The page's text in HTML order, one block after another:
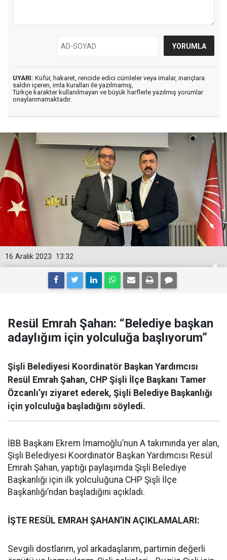
UYARI: Küfür, hakaret, rencide edici cümleler veya imalar, inançlara
saldırı içeren, imla kuralları ile yazılmamış,
Türkçe karakter kullanılmayan ve büyük harflerle yazılmış yorumlar
onaylanmamaktadır.
13:32
16 Aralık 2023
Resül Emrah Şahan: “Belediye başkan
adaylığım için yolculuğa başlıyorum”
Şişli Belediyesi Koordinatör Başkan Yardımcısı
Resül Emrah Şahan, CHP Şişli İlçe Başkanı Tamer
Özcanlı’yı ziyaret ederek, Şişli Belediye Başkanlığı
için yolculuğa başladığını söyledi.
İBB Başkanı Ekrem İmamoğlu’nun A takımında yer alan,
Şişli Belediyesi Koordinatör Başkan Yardımcısı Resül
Emrah Şahan, yaptığı paylaşımda Şişli Belediye
Başkanlığı için ilk yolculuğuna CHP Şişli İlçe
Başkanlığı’ndan başladığını açıkladı.
İŞTE RESÜL EMRAH ŞAHAN’IN AÇIKLAMALARI:
Sevgili dostlarım, yol arkadaşlarım, partimin değerli